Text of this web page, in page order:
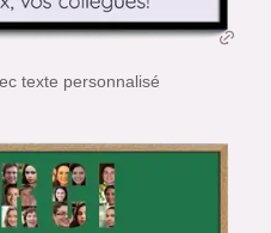
texte personnalisé